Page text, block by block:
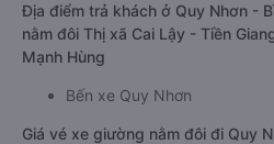
Địa điểm trả khách ở Quy Nhơn -
nằm đôi Thị xã Cai Lậy - Tiền
Mạnh Hùng
Bến xe Quy Nhơn
Giá vé xe giường nằm đôi đi Quy